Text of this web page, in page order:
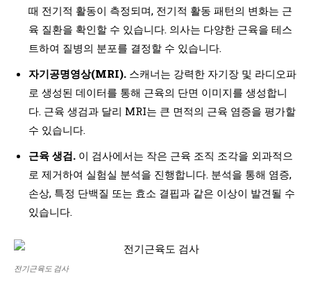
때 전기적 활동이 측정되며, 전기적 활동 패턴의 변화는 근
육 질환을 확인할 수 있습니다. 의사는 다양한 근육을 테스
트하여 질병의 분포를 결정할 수 있습니다.
자기공명영상(MRI). 스캐너는 강력한 자기장 및 라디오파
로 생성된 데이터를 통해 근육의 단면 이미지를 생성합니
다. 근육 생검과 달리 MRI는 큰 면적의 근육 염증을 평가할
수 있습니다.
근육 생검. 이 검사에서는 작은 근육 조직 조각을 외과적으
로 제거하여 실험실 분석을 진행합니다. 분석을 통해 염증,
손상, 특정 단백질 또는 효소 결핍과 같은 이상이 발견될 수
있습니다.
전기근육도 검사